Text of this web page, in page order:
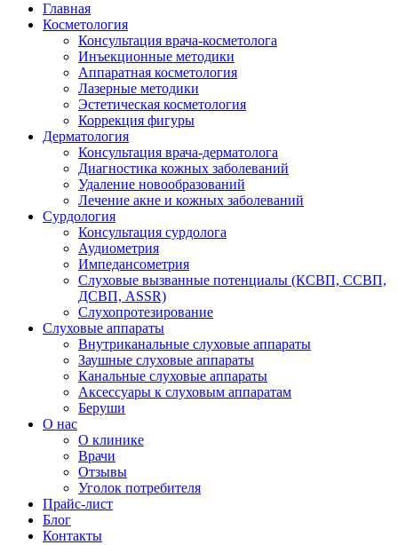
Главная
Косметология
Консультация врача-косметолога
Инъекционные методики
Аппаратная косметология
Лазерные методики
Эстетическая косметология
Коррекция фигуры
Дерматология
Консультация врача-дерматолога
Диагностика кожных заболеваний
Удаление новообразований
Лечение акне и кожных заболеваний
Сурдология
Консультация сурдолога
Аудиометрия
Импедансометрия
Слуховые вызванные потенциалы (КСВП, ССВП,
ДСВП, ASSR)
Слухопротезирование
Слуховые аппараты
Внутриканальные слуховые аппараты
Заушные слуховые аппараты
Канальные слуховые аппараты
Аксессуары к слуховым аппаратам
Беруши
О нас
О клинике
Врачи
Отзывы
Уголок потребителя
Прайс-лист
Блог
Контакты